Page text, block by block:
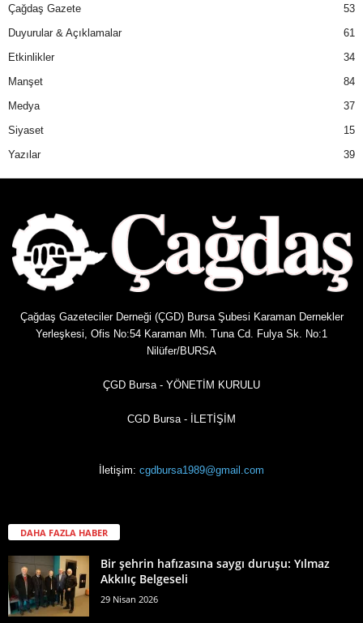
Çağdaş Gazete
53
Duyurular & Açıklamalar
61
Etkinlikler
34
Manşet
84
Medya
37
Siyaset
15
Yazılar
39
Çağdaş Gazeteciler Derneği (ÇGD) Bursa Şubesi Karaman Dernekler
Yerleşkesi, Ofis No:54 Karaman Mh. Tuna Cd. Fulya Sk. No:1
Nilüfer/BURSA
ÇGD Bursa - YÖNETİM KURULU
CGD Bursa - İLETİŞİM
İletişim: cgdbursa1989@gmail.com
DAHA FAZLA HABER
Bir şehrin hafızasına saygı duruşu: Yılmaz
Akkılıç Belgeseli
29 Nisan 2026